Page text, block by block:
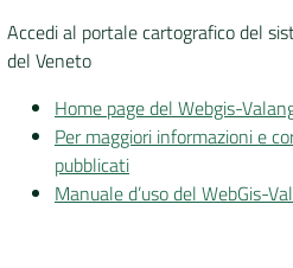
Accedi al portale cartografico del
del Veneto
Home page del Webgis-
Per maggiori informazioni e
pubblicati
Manuale d’uso del WebGis-